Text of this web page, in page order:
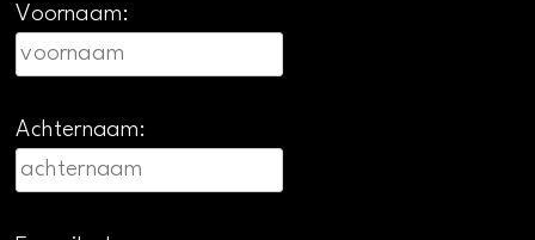
Voornaam:
Achternaam: